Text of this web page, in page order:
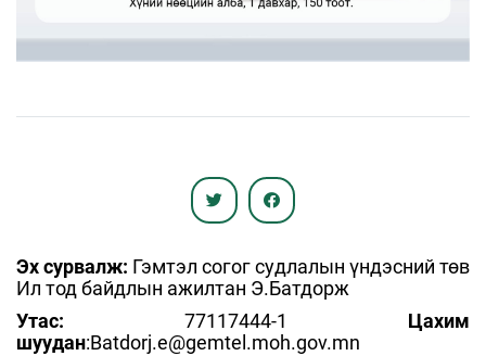
Эх сурвалж: Гэмтэл согог судлалын үндэсний төв
Ил тод байдлын ажилтан Э.Батдорж
Утас: 77117444-1 Цахим
шуудан:Batdorj.e@gemtel.moh.gov.mn